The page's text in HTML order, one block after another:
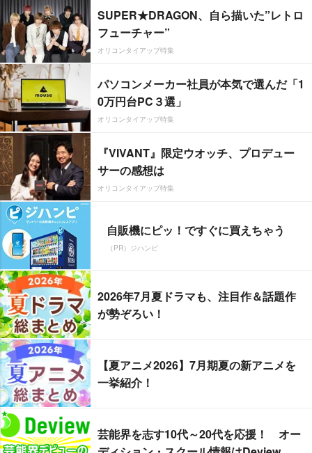
SUPER★DRAGON、自ら描いた”レトロ
フューチャー”
オリコンタイアップ特集
パソコンメーカー社員が本気で選んだ「1
0万円台PC３選」
オリコンタイアップ特集
『VIVANT』限定ウオッチ、プロデュー
サーの感想は
オリコンタイアップ特集
自販機にピッ！ですぐに買えちゃう
（PR）ジハンピ
2026年7月夏ドラマも、注目作＆話題作
が勢ぞろい！
【夏アニメ2026】7月期夏の新アニメを
一挙紹介！
芸能界を志す10代～20代を応援！ オー